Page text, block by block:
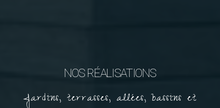
NOS RÉALISATIONS
Jardins, terrasses, allées, bassins et